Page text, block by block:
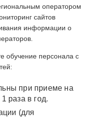
оператором
сайтов
информации о
обучение персонала с
при приеме на
раза в год.
(для